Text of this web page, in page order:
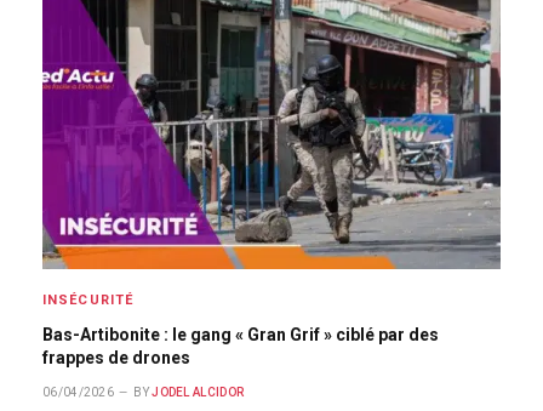
INSÉCURITÉ
Bas-Artibonite : le gang « Gran Grif » ciblé par des
frappes de drones
06/04/2026 BY JODEL ALCIDOR